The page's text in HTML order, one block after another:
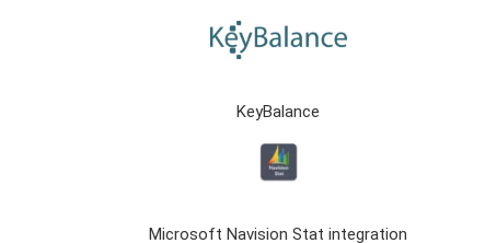
KeyBalance
Microsoft Navision Stat integration